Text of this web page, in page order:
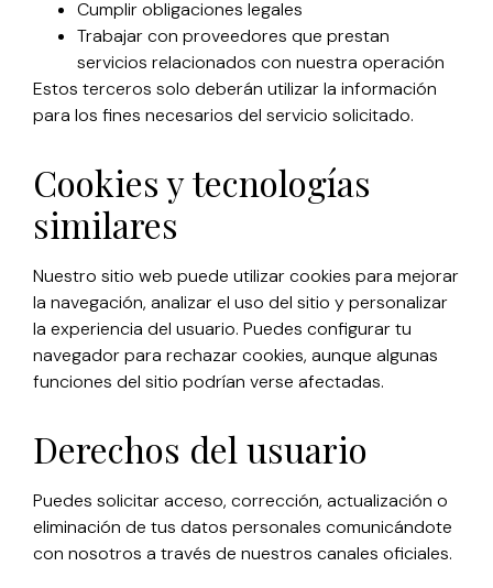
Cumplir obligaciones legales
Trabajar con proveedores que prestan
servicios relacionados con nuestra operación
Estos terceros solo deberán utilizar la información
para los fines necesarios del servicio solicitado.
Cookies y tecnologías
similares
Nuestro sitio web puede utilizar cookies para mejorar
la navegación, analizar el uso del sitio y personalizar
la experiencia del usuario. Puedes configurar tu
navegador para rechazar cookies, aunque algunas
funciones del sitio podrían verse afectadas.
Derechos del usuario
Puedes solicitar acceso, corrección, actualización o
eliminación de tus datos personales comunicándote
con nosotros a través de nuestros canales oficiales.